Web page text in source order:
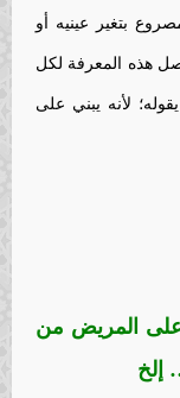
بتغير عينيه أو
هذه المعرفة لكل
لأنه يبني على
على المريض من
إلخ